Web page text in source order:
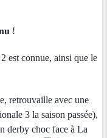
!
est connue, ainsi que le
retrouvaille avec une
3 la saison passée),
derby choc face à La